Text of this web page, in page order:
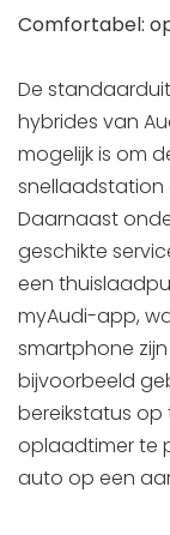
Comfortabel:
De
hybrides van
mogelijk is om
snellaadstation
Daarnaast
geschikte
een
myAudi-app,
smartphone
bijvoorbeeld
bereikstatus op
oplaadtimer te
auto op een